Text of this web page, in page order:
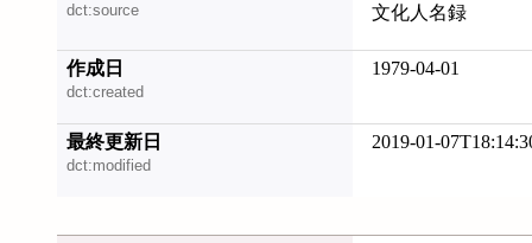
dct:source
文化人名録
作成日
dct:created
1979-04-01
最終更新日
dct:modified
2019-01-